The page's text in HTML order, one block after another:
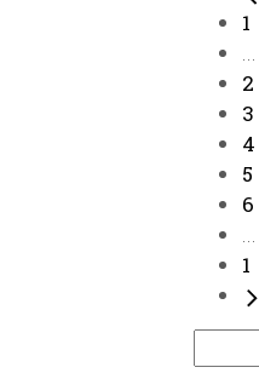
1
...
2
3
4
5
6
...
1